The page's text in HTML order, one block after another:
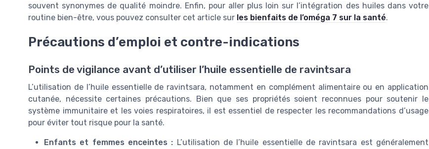
souvent synonymes de qualité moindre. Enfin, pour aller plus loin sur l’intégration des huiles dans votre
routine bien-être, vous pouvez consulter cet article sur les bienfaits de l’oméga 7 sur la santé.
Précautions d’emploi et contre-indications
Points de vigilance avant d’utiliser l’huile essentielle de ravintsara
L’utilisation de l’huile essentielle de ravintsara, notamment en complément alimentaire ou en application
cutanée, nécessite certaines précautions. Bien que ses propriétés soient reconnues pour soutenir le
système immunitaire et les voies respiratoires, il est essentiel de respecter les recommandations d’usage
pour éviter tout risque pour la santé.
Enfants et femmes enceintes : L’utilisation de l’huile essentielle de ravintsara est généralement